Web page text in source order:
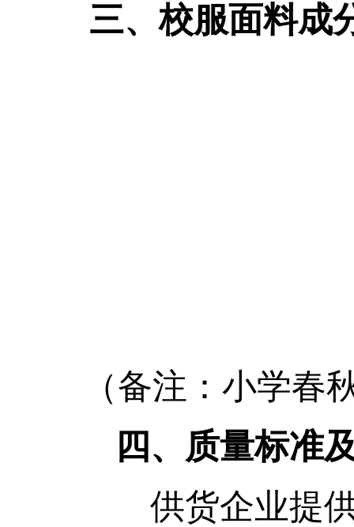
三、校服面料成
（备注：小学春
四、 质量标准
供货企业提供